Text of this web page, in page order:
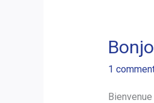
1
Bonjour
monde !